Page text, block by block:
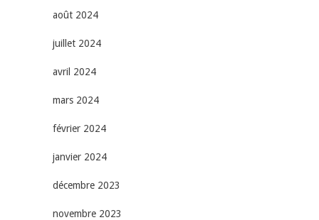
août 2024
juillet 2024
avril 2024
mars 2024
février 2024
janvier 2024
décembre 2023
novembre 2023